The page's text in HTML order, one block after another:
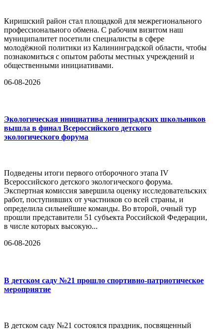
Киришский район стал площадкой для межрегионального
профессионального обмена. С рабочим визитом наш
муниципалитет посетили специалисты в сфере
молодёжной политики из Калининградской области, чтобы
познакомиться с опытом работы местных учреждений и
общественными инициативами.
06-08-2026
Экологическая инициатива ленинградских школьников
вышла в финал Всероссийского детского
экологического форума
Подведены итоги первого отборочного этапа IV
Всероссийского детского экологического форума.
Экспертная комиссия завершила оценку исследовательских
работ, поступивших от участников со всей страны, и
определила сильнейшие команды. Во второй, очный тур
прошли представители 51 субъекта Российской Федерации,
в числе которых высокую...
06-08-2026
В детском саду №21 прошло спортивно-патриотическое
мероприятие
В детском саду №21 состоялся праздник, посвященный